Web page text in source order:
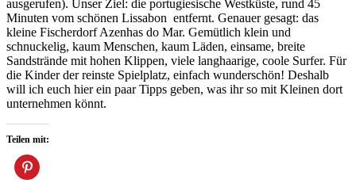
ausgerufen). Unser Ziel: die portugiesische Westküste, rund 45
Minuten vom schönen Lissabon entfernt. Genauer gesagt: das
kleine Fischerdorf Azenhas do Mar. Gemütlich klein und
schnuckelig, kaum Menschen, kaum Läden, einsame, breite
Sandstrände mit hohen Klippen, viele langhaarige, coole Surfer. Für
die Kinder der reinste Spielplatz, einfach wunderschön! Deshalb
will ich euch hier ein paar Tipps geben, was ihr so mit Kleinen dort
unternehmen könnt.
Teilen mit: